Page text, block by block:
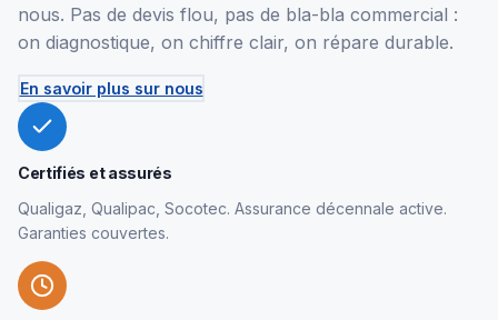
nous. Pas de devis flou, pas de bla-bla commercial :
on diagnostique, on chiffre clair, on répare durable.
En savoir plus sur nous
Certifiés et assurés
Qualigaz, Qualipac, Socotec. Assurance décennale active.
Garanties couvertes.